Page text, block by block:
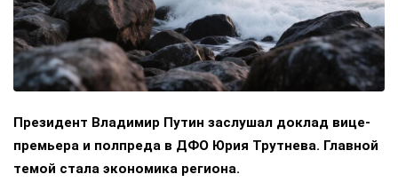
Президент Владимир Путин заслушал доклад вице-
премьера и полпреда в ДФО Юрия Трутнева. Главной
темой стала экономика региона.